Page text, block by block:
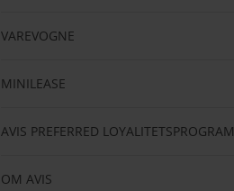
VAREVOGNE
MINILEASE
AVIS PREFERRED LOYALITETSPROGRAM
OM AVIS